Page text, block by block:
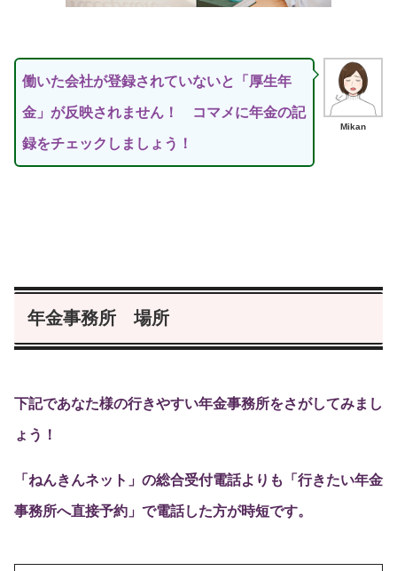
Mikan
働いた会社が登録されていないと「厚生年
金」が反映されません！ コマメに年金の記
録をチェックしましょう！
年金事務所 場所
下記であなた様の行きやすい年金事務所をさがしてみまし
ょう！
「ねんきんネット」の総合受付電話よりも「行きたい年金
事務所へ直接予約」で電話した方が時短です。